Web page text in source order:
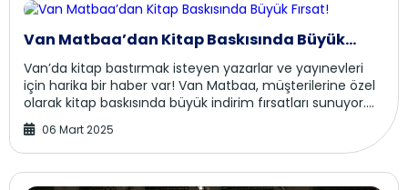
Van Matbaa’dan Kitap Baskısında Büyük
Fırsat!
Van’da kitap bastırmak isteyen yazarlar ve yayınevleri
için harika bir haber var! Van Matbaa, müşterilerine özel
olarak kitap baskısında büyük indirim fırsatları sunuyor.
Kaliteli baskı hizmetiyle bil...
06 Mart 2025